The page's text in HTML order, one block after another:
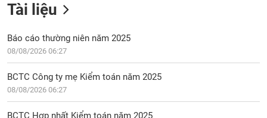
Tài liệu
Báo cáo thường niên năm 2025
08/08/2026 06:27
BCTC Công ty mẹ Kiểm toán năm 2025
08/08/2026 06:27
BCTC Hợp nhất Kiểm toán năm 2025